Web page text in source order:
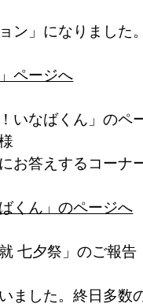
ン」になりました
ページへ
いなばくん」のペ
お答えするコーナ
くん」のページへ
夕祭」のご報告
ました。終日多数